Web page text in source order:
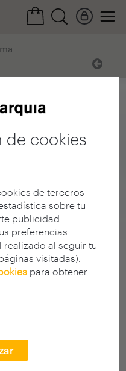
de cookies
de terceros
sobre tu
publicidad
preferencias
realizado al seguir tu
visitadas).
para obtener